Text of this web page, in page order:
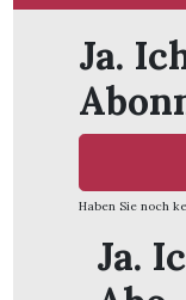
Ja.
Haben Sie noch
Ja.